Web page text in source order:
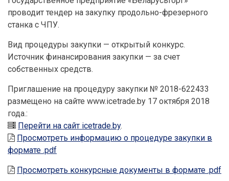
проводит тендер на закупку продольно-фрезерного
станка с ЧПУ.
Вид процедуры закупки — открытый конкурс.
Источник финансирования закупки — за счет
собственных средств.
Приглашение на процедуру закупки № 2018-622433
размещено на сайте www.icetrade.by 17 октября 2018
года.:
Перейти на сайт icetrade.by.
Просмотреть информацию о процедуре закупки в
формате .pdf
Просмотреть конкурсные документы в формате .pdf